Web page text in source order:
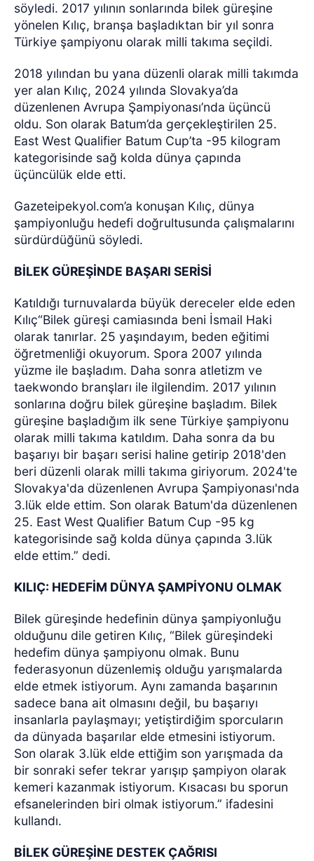
söyledi. 2017 yılının sonlarında bilek güreşine
yönelen Kılıç, branşa başladıktan bir yıl sonra
Türkiye şampiyonu olarak milli takıma seçildi.
2018 yılından bu yana düzenli olarak milli takımda
yer alan Kılıç, 2024 yılında Slovakya’da
düzenlenen Avrupa Şampiyonası’nda üçüncü
oldu. Son olarak Batum’da gerçekleştirilen 25.
East West Qualifier Batum Cup’ta -95 kilogram
kategorisinde sağ kolda dünya çapında
üçüncülük elde etti.
Gazeteipekyol.com’a konuşan Kılıç, dünya
şampiyonluğu hedefi doğrultusunda çalışmalarını
sürdürdüğünü söyledi.
BİLEK GÜREŞİNDE BAŞARI SERİSİ
Katıldığı turnuvalarda büyük dereceler elde eden
Kılıç“Bilek güreşi camiasında beni İsmail Haki
olarak tanırlar. 25 yaşındayım, beden eğitimi
öğretmenliği okuyorum. Spora 2007 yılında
yüzme ile başladım. Daha sonra atletizm ve
taekwondo branşları ile ilgilendim. 2017 yılının
sonlarına doğru bilek güreşine başladım. Bilek
güreşine başladığım ilk sene Türkiye şampiyonu
olarak milli takıma katıldım. Daha sonra da bu
başarıyı bir başarı serisi haline getirip 2018'den
beri düzenli olarak milli takıma giriyorum. 2024'te
Slovakya'da düzenlenen Avrupa Şampiyonası'nda
3.lük elde ettim. Son olarak Batum'da düzenlenen
25. East West Qualifier Batum Cup -95 kg
kategorisinde sağ kolda dünya çapında 3.lük
elde ettim.” dedi.
KILIÇ: HEDEFİM DÜNYA ŞAMPİYONU OLMAK
Bilek güreşinde hedefinin dünya şampiyonluğu
olduğunu dile getiren Kılıç, “Bilek güreşindeki
hedefim dünya şampiyonu olmak. Bunu
federasyonun düzenlemiş olduğu yarışmalarda
elde etmek istiyorum. Aynı zamanda başarının
sadece bana ait olmasını değil, bu başarıyı
insanlarla paylaşmayı; yetiştirdiğim sporcuların
da dünyada başarılar elde etmesini istiyorum.
Son olarak 3.lük elde ettiğim son yarışmada da
bir sonraki sefer tekrar yarışıp şampiyon olarak
kemeri kazanmak istiyorum. Kısacası bu sporun
efsanelerinden biri olmak istiyorum.” ifadesini
kullandı.
BİLEK GÜREŞİNE DESTEK ÇAĞRISI